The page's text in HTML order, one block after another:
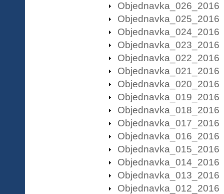
Objednavka_026_2016
Objednavka_025_2016
Objednavka_024_2016
Objednavka_023_2016
Objednavka_022_2016
Objednavka_021_2016
Objednavka_020_2016
Objednavka_019_2016
Objednavka_018_2016
Objednavka_017_2016
Objednavka_016_2016
Objednavka_015_2016
Objednavka_014_2016
Objednavka_013_2016
Objednavka_012_2016